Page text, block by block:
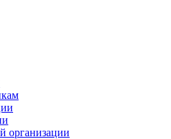
организации